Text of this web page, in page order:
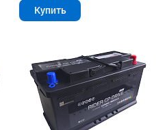
Купить